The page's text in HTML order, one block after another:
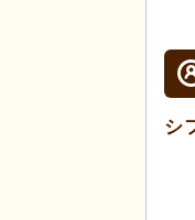
シ